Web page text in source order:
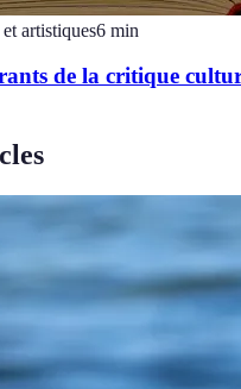
artistiques6 min
de la critique